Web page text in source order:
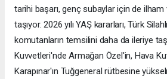
tarihi başarı, genç subaylar için de
taşıyor. 2026 yılı YAŞ kararları, Türk
komutanların temsilini daha da ileriye
Kuvvetleri'nde Armağan Özel'in, Hava
Karapınar'ın Tuğgeneral rütbesine